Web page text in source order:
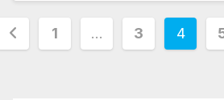
1 ... 3 4